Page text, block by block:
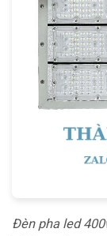
Đèn pha led